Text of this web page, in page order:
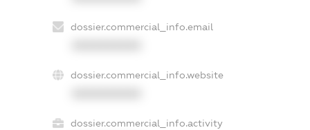
dossier.commercial_info.email
dossier.commercial_info.website
dossier.commercial_info.activity